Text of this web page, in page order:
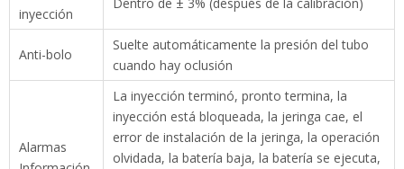
inyección
Anti-bolo
Suelte automáticamente la presión del tubo
cuando hay oclusión
Alarmas
La inyección terminó, pronto termina, la
inyección está bloqueada, la jeringa cae, el
error de instalación de la jeringa, la operación
olvidada, la batería baja, la batería se ejecuta,